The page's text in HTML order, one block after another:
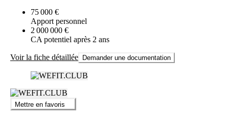
75 000 €
Apport personnel
2 000 000 €
CA potentiel après 2 ans
Voir la fiche détaillée Demander une documentation
Mettre en favoris